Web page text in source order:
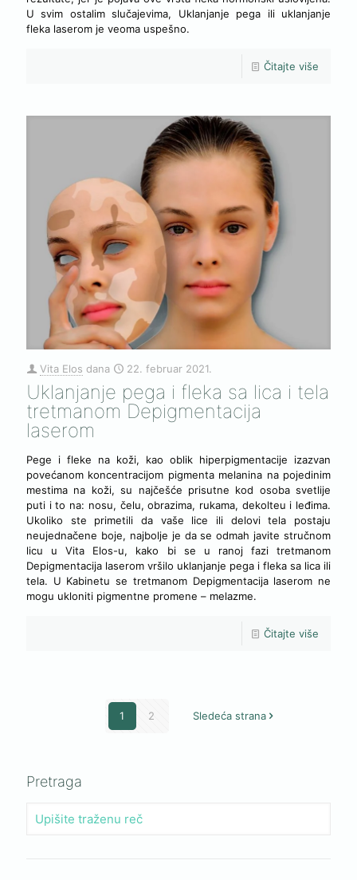
U svim ostalim slučajevima, Uklanjanje pega ili uklanjanje
fleka laserom je veoma uspešno.
Čitajte više
Vita Elos dana 22. februar 2021.
Uklanjanje pega i fleka sa lica i tela
tretmanom Depigmentacija
laserom
Pege i fleke na koži, kao oblik hiperpigmentacije izazvan
povećanom koncentracijom pigmenta melanina na pojedinim
mestima na koži, su najčešće prisutne kod osoba svetlije
puti i to na: nosu, čelu, obrazima, rukama, dekolteu i leđima.
Ukoliko ste primetili da vaše lice ili delovi tela postaju
neujednačene boje, najbolje je da se odmah javite stručnom
licu u Vita Elos-u, kako bi se u ranoj fazi tretmanom
Depigmentacija laserom vršilo uklanjanje pega i fleka sa lica ili
tela. U Kabinetu se tretmanom Depigmentacija laserom ne
mogu ukloniti pigmentne promene – melazme.
Čitajte više
1 2 Sledeća strana
Pretraga